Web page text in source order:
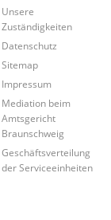
Unsere
Zuständigkeiten
Datenschutz
Sitemap
Impressum
Mediation beim
Amtsgericht
Braunschweig
Geschäftsverteilung
der Serviceeinheiten